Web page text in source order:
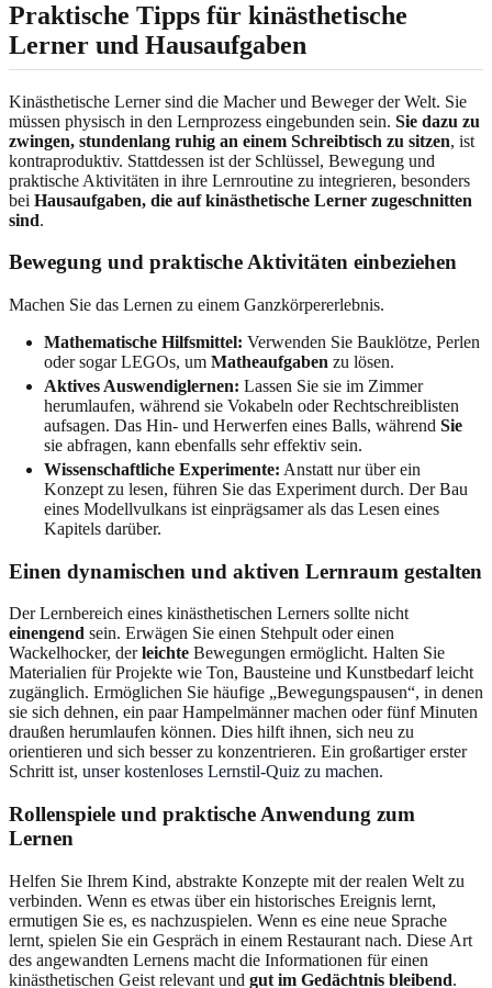
Praktische Tipps für kinästhetische
Lerner und Hausaufgaben
Kinästhetische Lerner sind die Macher und Beweger der Welt. Sie
müssen physisch in den Lernprozess eingebunden sein. Sie dazu zu
zwingen, stundenlang ruhig an einem Schreibtisch zu sitzen, ist
kontraproduktiv. Stattdessen ist der Schlüssel, Bewegung und
praktische Aktivitäten in ihre Lernroutine zu integrieren, besonders
bei Hausaufgaben, die auf kinästhetische Lerner zugeschnitten
sind.
Bewegung und praktische Aktivitäten einbeziehen
Machen Sie das Lernen zu einem Ganzkörpererlebnis.
Mathematische Hilfsmittel: Verwenden Sie Bauklötze, Perlen
oder sogar LEGOs, um Matheaufgaben zu lösen.
Aktives Auswendiglernen: Lassen Sie sie im Zimmer
herumlaufen, während sie Vokabeln oder Rechtschreiblisten
aufsagen. Das Hin- und Herwerfen eines Balls, während Sie
sie abfragen, kann ebenfalls sehr effektiv sein.
Wissenschaftliche Experimente: Anstatt nur über ein
Konzept zu lesen, führen Sie das Experiment durch. Der Bau
eines Modellvulkans ist einprägsamer als das Lesen eines
Kapitels darüber.
Einen dynamischen und aktiven Lernraum gestalten
Der Lernbereich eines kinästhetischen Lerners sollte nicht
einengend sein. Erwägen Sie einen Stehpult oder einen
Wackelhocker, derleichte Bewegungen ermöglicht. Halten Sie
Materialien für Projekte wie Ton, Bausteine und Kunstbedarf leicht
zugänglich. Ermöglichen Sie häufige „Bewegungspausen“, in denen
sie sich dehnen, ein paar Hampelmänner machen oder fünf Minuten
draußen herumlaufen können. Dies hilft ihnen, sich neu zu
orientieren und sich besser zu konzentrieren. Ein großartiger erster
Schritt ist, unser kostenloses Lernstil-Quiz zu machen.
Rollenspiele und praktische Anwendung zum
Lernen
Helfen Sie Ihrem Kind, abstrakte Konzepte mit der realen Welt zu
verbinden. Wenn es etwas über ein historisches Ereignis lernt,
ermutigen Sie es, es nachzuspielen. Wenn es eine neue Sprache
lernt, spielen Sie ein Gespräch in einem Restaurant nach. Diese Art
des angewandten Lernens macht die Informationen für einen
kinästhetischen Geist relevant und gut im Gedächtnis bleibend.